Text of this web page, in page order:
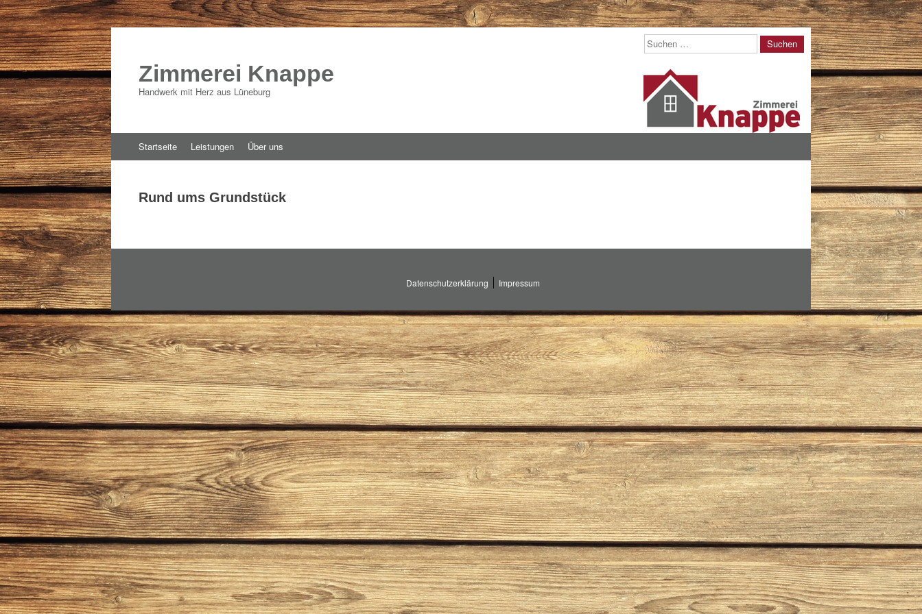
Suchen
Zimmerei Knappe
Handwerk mit Herz aus Lüneburg
Inhalt
Startseite Leistungen Über uns
Rund ums Grundstück
Datenschutzerklärung Impressum